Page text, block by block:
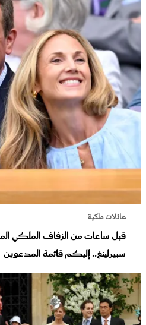
عائلات ملكية
قبل ساعات من الزفاف الملكي
سبيرلينغ.. إليكم قائمة المدعوين